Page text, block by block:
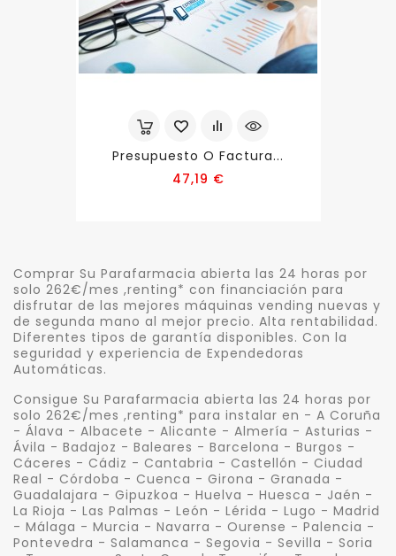
Presupuesto O Factura...
47,19 €Precio
Comprar Su Parafarmacia abierta las 24 horas por
solo 262€/mes ,renting* con financiación para
disfrutar de las mejores máquinas vending nuevas y
de segunda mano al mejor precio. Alta rentabilidad.
Diferentes tipos de garantía disponibles. Con la
seguridad y experiencia de Expendedoras
Automáticas.
Consigue Su Parafarmacia abierta las 24 horas por
solo 262€/mes ,renting* para instalar en - A Coruña
- Álava - Albacete - Alicante - Almería - Asturias -
Ávila - Badajoz - Baleares - Barcelona - Burgos -
Cáceres - Cádiz - Cantabria - Castellón - Ciudad
Real - Córdoba - Cuenca - Girona - Granada -
Guadalajara - Gipuzkoa - Huelva - Huesca - Jaén -
La Rioja - Las Palmas - León - Lérida - Lugo - Madrid
- Málaga - Murcia - Navarra - Ourense - Palencia -
Pontevedra - Salamanca - Segovia - Sevilla - Soria